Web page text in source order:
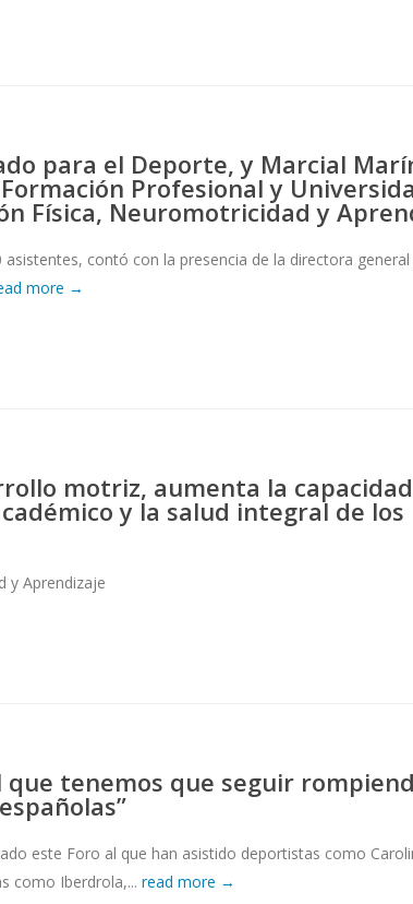
para el Deporte, y Marcial
Profesional y
Física, Neuromotricidad y
contó con la presencia de la directora general
more →
motriz, aumenta la capacidad
y la salud integral de los
y Aprendizaje
tenemos que seguir
este Foro al que han asistido deportistas como
como Iberdrola,... read more →